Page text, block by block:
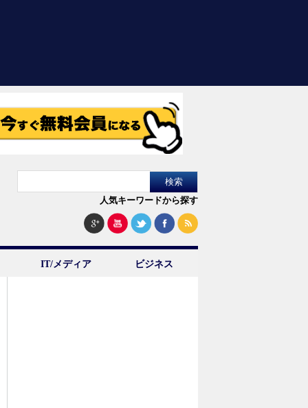
人気キーワードから探す
IT/メディア ビジネス